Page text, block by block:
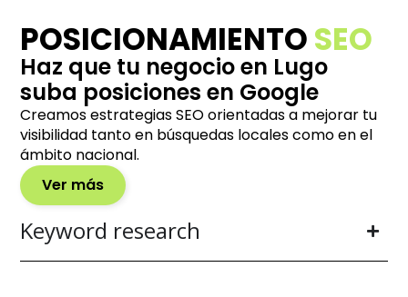
Keyword research
POSICIONAMIENTOSEO
Haz que tu negocio en Lugo
suba posiciones en Google
Creamos estrategias SEO orientadas a mejorar tu
visibilidad tanto en búsquedas locales como en el
ámbito nacional.
Ver más